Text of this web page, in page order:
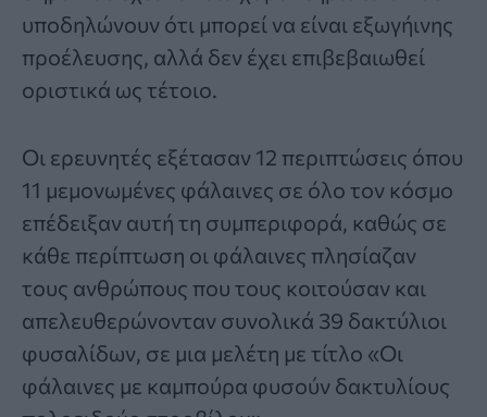
υποδηλώνουν ότι μπορεί να είναι εξωγήινης
προέλευσης, αλλά δεν έχει επιβεβαιωθεί
οριστικά ως τέτοιο.
Οι ερευνητές εξέτασαν 12 περιπτώσεις όπου
11 μεμονωμένες φάλαινες σε όλο τον κόσμο
επέδειξαν αυτή τη συμπεριφορά, καθώς σε
κάθε περίπτωση οι φάλαινες πλησίαζαν
τους ανθρώπους που τους κοιτούσαν και
απελευθερώνονταν συνολικά 39 δακτύλιοι
φυσαλίδων, σε μια μελέτη με τίτλο «Οι
φάλαινες με καμπούρα φυσούν δακτυλίους